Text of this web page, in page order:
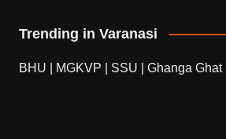
Trending in Varanasi
BHU MGKVP SSU Ghanga Ghat|